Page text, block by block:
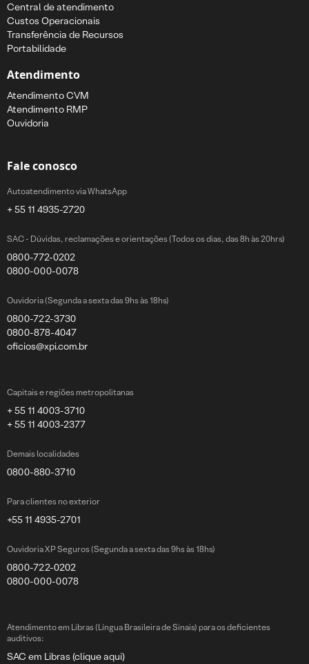
Central de atendimento
Custos Operacionais
Transferência de Recursos
Portabilidade
Atendimento
Atendimento CVM
Atendimento RMP
Ouvidoria
Fale conosco
Autoatendimento via WhatsApp
+ 55 11 4935-2720
SAC - Dúvidas, reclamações e orientações (Todos os dias, das 8h às 20hrs)
0800-772-0202
0800-000-0078
Ouvidoria (Segunda a sexta das 9hs às 18hs)
0800-722-3730
0800-878-4047
oficios@xpi.com.br
Capitais e regiões metropolitanas
+ 55 11 4003-3710
+ 55 11 4003-2377
Demais localidades
0800-880-3710
Para clientes no exterior
+55 11 4935-2701
Ouvidoria XP Seguros (Segunda a sexta das 9hs às 18hs)
0800-722-0202
0800-000-0078
Atendimento em Libras (Língua Brasileira de Sinais) para os deficientes
auditivos:
SAC em Libras (clique aqui)